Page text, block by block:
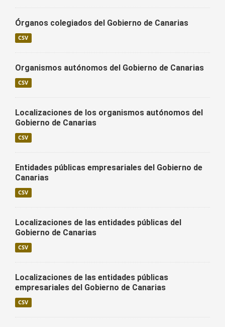
Órganos colegiados del Gobierno de Canarias
CSV
Organismos autónomos del Gobierno de Canarias
CSV
Localizaciones de los organismos autónomos del
Gobierno de Canarias
CSV
Entidades públicas empresariales del Gobierno de
Canarias
CSV
Localizaciones de las entidades públicas del
Gobierno de Canarias
CSV
Localizaciones de las entidades públicas
empresariales del Gobierno de Canarias
CSV